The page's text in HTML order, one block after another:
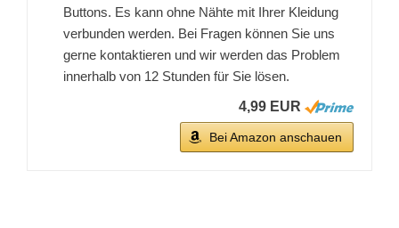
Buttons. Es kann ohne Nähte mit Ihrer Kleidung
verbunden werden. Bei Fragen können Sie uns
gerne kontaktieren und wir werden das Problem
innerhalb von 12 Stunden für Sie lösen.
4,99 EUR
Bei Amazon anschauen